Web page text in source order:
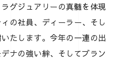
グジュアリーの真髄を体現
の社員、ディーラー、そし
たします。今年の一連の出
ナの強い絆、そしてブラン